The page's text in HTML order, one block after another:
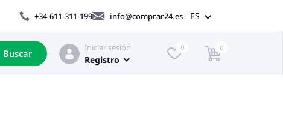
+34-611-311-199 info@comprar24.es ES
Buscar
Iniciar sesión
Registro
0 0